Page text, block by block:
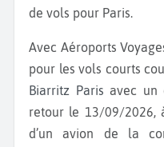
de vols pour Paris.
Avec Aéroports Voyages, accédez aux meilleurs prix
pour les vols courts
Biarritz Paris avec un
retour le 13/09/2026,
d’un avion de la